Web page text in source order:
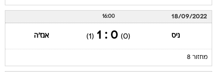
18/09/2022
16:00
ניס (0)
0 : 1
(1) אנז'ה
מחזור 8